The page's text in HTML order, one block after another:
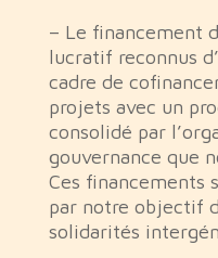
– Le financement
lucratif reconnus
cadre de
projets avec un
consolidé par
gouvernance que
Ces financements
par notre objectif
solidarités